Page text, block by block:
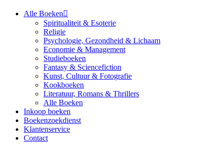
Alle Boeken
Spiritualiteit & Esoterie
Religie
Psychologie, Gezondheid & Lichaam
Economie & Management
Studieboeken
Fantasy & Sciencefiction
Kunst, Cultuur & Fotografie
Kookboeken
Literatuur, Romans & Thrillers
Alle Boeken
Inkoop boeken
Boekenzoekdienst
Klantenservice
Contact